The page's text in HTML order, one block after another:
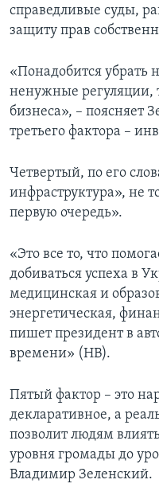
справедливые суды,
защиту прав
«Понадобится убрать
ненужные регуляции,
бизнеса», – поясняет
третьего фактора –
Четвертый, по его
инфраструктура», не
первую очередь».
«Это все то, что
добиваться успеха в
медицинская и
энергетическая,
пишет президент в
времени» (НВ).
Пятый фактор – это
декларативное, а
позволит людям
уровня громады до
Владимир Зеленский.